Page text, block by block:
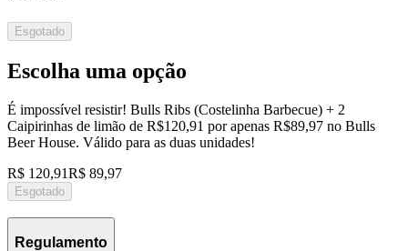
Esgotado
Escolha uma opção
É impossível resistir! Bulls Ribs (Costelinha Barbecue) + 2
Caipirinhas de limão de R$120,91 por apenas R$89,97 no Bulls
Beer House. Válido para as duas unidades!
R$ 120,91R$ 89,97
Esgotado
Regulamento